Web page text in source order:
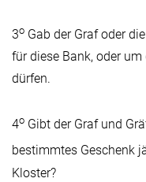
3o Gab der Graf oder
für diese Bank, oder
dürfen.
4o Gibt der Graf und
bestimmtes Geschenk
Kloster?